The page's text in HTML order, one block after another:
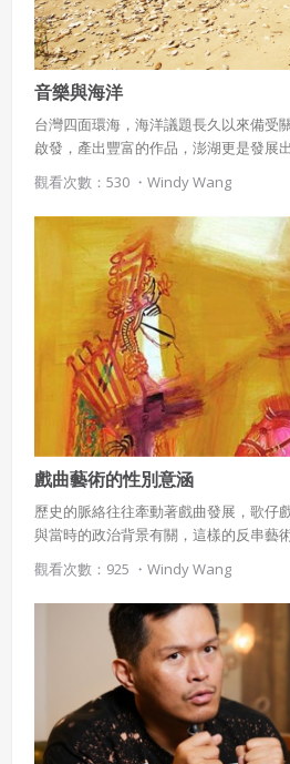
音樂與海洋
台灣四面環海，海洋議題長久以來備受
啟發，產出豐富的作品，澎湖更是發展
與海洋結合的典範。
觀看次數：530 ・ Windy Wang
戲曲藝術的性別意涵
歷史的脈絡往往牽動著戲曲發展，歌仔
與當時的政治背景有關，這樣的反串藝
的表演形式。
觀看次數：925 ・ Windy Wang